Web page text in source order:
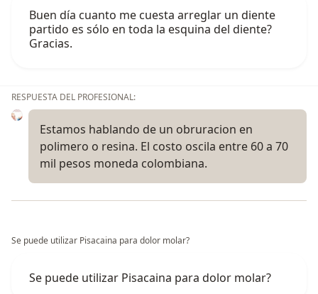
Buen día cuanto me cuesta arreglar un diente
partido es sólo en toda la esquina del diente?
Gracias.
RESPUESTA DEL PROFESIONAL:
Estamos hablando de un obruracion en
polimero o resina. El costo oscila entre 60 a 70
mil pesos moneda colombiana.
Se puede utilizar Pisacaina para dolor molar?
Se puede utilizar Pisacaina para dolor molar?